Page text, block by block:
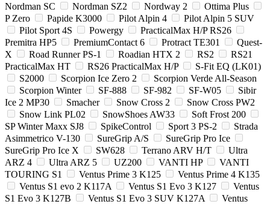
Nordman SC
Nordman SZ2 Nordway 2
Ottima Plus
P Zero
Papide K3000 Pilot Alpin 4
Pilot Alpin 5 SUV
Pilot Sport 4S
Powergy
PracticalMax H/P RS26
Premitra HP5
PremiumContact 6 Protract TE301
Quest-
X
Road Runner PS-1 Roadian HTX 2 RS2
RS21
PracticalMax HT
RS26 PracticalMax H/P
S-Fit EQ (LK01)
S2000
Scorpion Ice Zero 2
Scorpion Verde All-Season
Scorpion Winter
SF-888 SF-982 SF-W05
Sibir
Ice 2 MP30
Smacher Snow Cross 2
Snow Cross PW2
Snow Link PL02
SnowShoes AW33
Soft Frost 200
SP Winter Maxx SJ8
SpikeControl Sport 3 PS-2
Strada
Asimmetrico V-130
SureGrip A/S
SureGrip Pro Ice
SureGrip Pro Ice X
SW628 Terrano ARV H/T
Ultra
ARZ 4
Ultra ARZ 5 UZ200 VANTI HP
VANTI
TOURING S1
Ventus Prime 3 K125
Ventus Prime 4 K135
Ventus S1 evo 2 K117A
Ventus S1 Evo 3 K127
Ventus
S1 Evo 3 K127B
Ventus S1 Evo 3 SUV K127A
Ventus